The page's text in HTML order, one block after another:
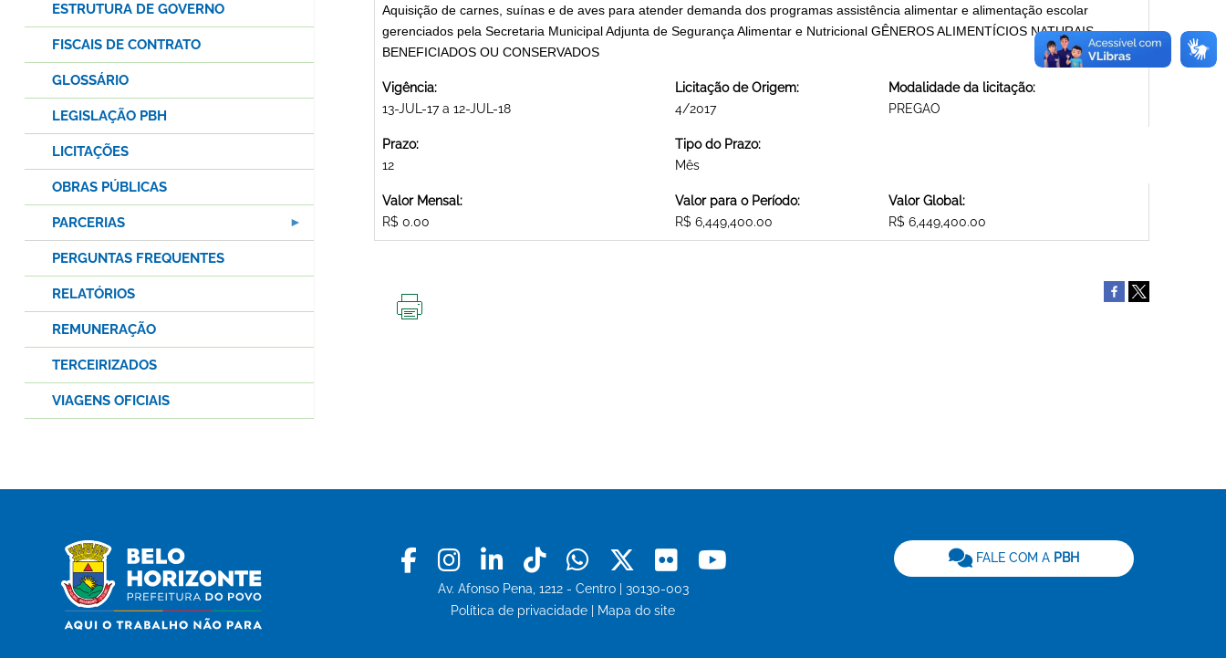
Aquisição de carnes, suínas e de aves para atender demanda dos programas assistência alimentar e alimentação escolar
gerenciados pela Secretaria Municipal Adjunta de Segurança Alimentar e Nutricional GÊNEROS ALIMENTÍCIOS NATURAIS,
BENEFICIADOS OU CONSERVADOS
Vigência:
13-JUL-17 a 12-JUL-18
Licitação de Origem:
4/2017
Modalidade da licitação:
PREGAO
Prazo:
12
Tipo do Prazo:
Mês
Valor Mensal:
R$ 0.00
Valor para o Período:
R$ 6,449,400.00
Valor Global:
R$ 6,449,400.00
ESTRUTURA DE GOVERNO
FISCAIS DE CONTRATO
GLOSSÁRIO
LEGISLAÇÃO PBH
LICITAÇÕES
OBRAS PÚBLICAS
PARCERIAS
PERGUNTAS FREQUENTES
RELATÓRIOS
REMUNERAÇÃO
TERCEIRIZADOS
VIAGENS OFICIAIS
Facebook
Instagram
LinkedinTiktokWhatsapp
X Flickr
Av. Afonso Pena, 1212 - Centro | 30130-003
Política de privacidade
Mapa do site
FALE COM A PBH